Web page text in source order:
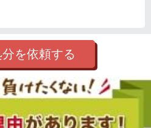
を依頼する